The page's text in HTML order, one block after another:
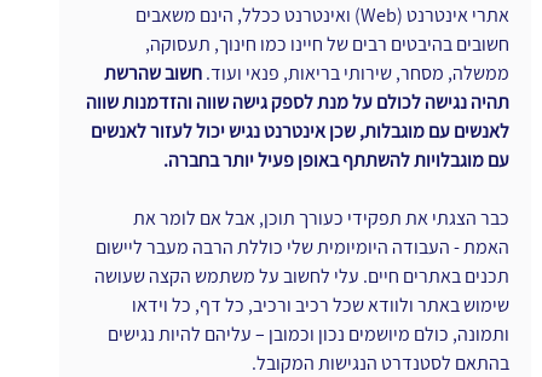
אתרי אינטרנט (Web) ואינטרנט ככלל, הינם משאבים
חשובים בהיבטים רבים של חיינו כמו חינוך, תעסוקה,
ממשלה, מסחר, שירותי בריאות, פנאי ועוד. חשוב שהרשת
תהיה נגישה לכולם על מנת לספק גישה שווה והזדמנות שווה
לאנשים עם מוגבלות, שכן אינטרנט נגיש יכול לעזור לאנשים
עם מוגבלויות להשתתף באופן פעיל יותר בחברה.
כבר הצגתי את תפקידי כעורך תוכן, אבל אם לומר את
האמת - העבודה היומיומית שלי כוללת הרבה מעבר ליישום
תכנים באתרים חיים. עלי לחשוב על משתמש הקצה שעושה
שימוש באתר ולוודא שכל רכיב ורכיב, כל דף, כל וידאו
ותמונה, כולם מיושמים נכון וכמובן – עליהם להיות נגישים
בהתאם לסטנדרט הנגישות המקובל.